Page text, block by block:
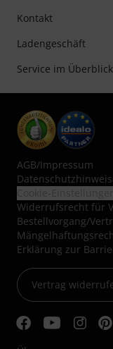
Kontakt
Ladengeschäft
Service im Überblick
AGB/Impressum
Widerrufsrecht für
Bestellvorgang/
Erklärung zur
Vertrag